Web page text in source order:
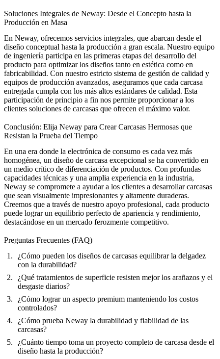
Soluciones Integrales de Neway: Desde el Concepto hasta la
Producción en Masa
En Neway, ofrecemos servicios integrales, que abarcan desde el
diseño conceptual hasta la producción a gran escala. Nuestro equipo
de ingeniería participa en las primeras etapas del desarrollo del
producto para optimizar los diseños tanto en estética como en
fabricabilidad. Con nuestro estricto sistema de gestión de calidad y
equipos de producción avanzados, aseguramos que cada carcasa
entregada cumpla con los más altos estándares de calidad. Esta
participación de principio a fin nos permite proporcionar a los
clientes soluciones de carcasas que ofrecen el máximo valor.
Conclusión: Elija Neway para Crear Carcasas Hermosas que
Resistan la Prueba del Tiempo
En una era donde la electrónica de consumo es cada vez más
homogénea, un diseño de carcasa excepcional se ha convertido en
un medio crítico de diferenciación de productos. Con profundas
capacidades técnicas y una amplia experiencia en la industria,
Neway se compromete a ayudar a los clientes a desarrollar carcasas
que sean visualmente impresionantes y altamente duraderas.
Creemos que a través de nuestro apoyo profesional, cada producto
puede lograr un equilibrio perfecto de apariencia y rendimiento,
destacándose en un mercado ferozmente competitivo.
Preguntas Frecuentes (FAQ)
¿Cómo pueden los diseños de carcasas equilibrar la delgadez
con la durabilidad?
¿Qué tratamientos de superficie resisten mejor los arañazos y el
desgaste diarios?
¿Cómo lograr un aspecto premium manteniendo los costos
controlados?
¿Cómo prueba Neway la durabilidad y fiabilidad de las
carcasas?
¿Cuánto tiempo toma un proyecto completo de carcasa desde el
diseño hasta la producción?